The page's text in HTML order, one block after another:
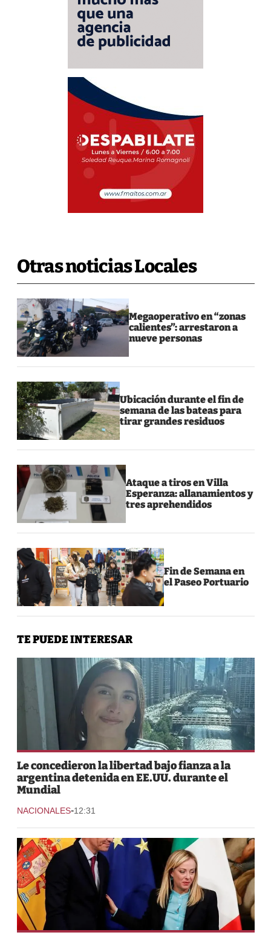
Otras noticias Locales
Megaoperativo en “zonas
calientes”: arrestaron a
nueve personas
Ubicación durante el fin de
semana de las bateas para
tirar grandes residuos
Ataque a tiros en Villa
Esperanza: allanamientos y
tres aprehendidos
Fin de Semana en
el Paseo Portuario
TE PUEDE INTERESAR
Le concedieron la libertad bajo fianza a la
argentina detenida en EE.UU. durante el
Mundial
NACIONALES-12:31